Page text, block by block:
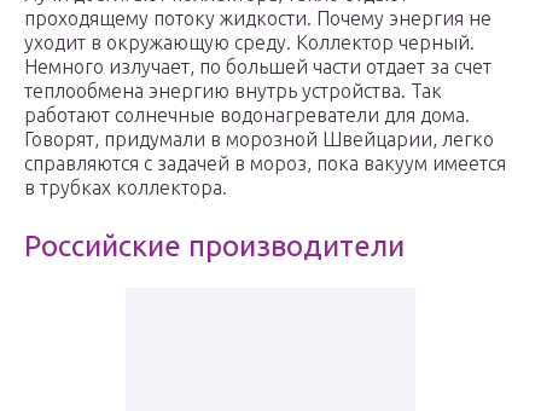
проходящему потоку жидкости. Почему энергия не
уходит в окружающую среду. Коллектор черный.
Немного излучает, по большей части отдает за счет
теплообмена энергию внутрь устройства. Так
работают солнечные водонагреватели для дома.
Говорят, придумали в морозной Швейцарии, легко
справляются с задачей в мороз, пока вакуум имеется
в трубках коллектора.
Российские производители